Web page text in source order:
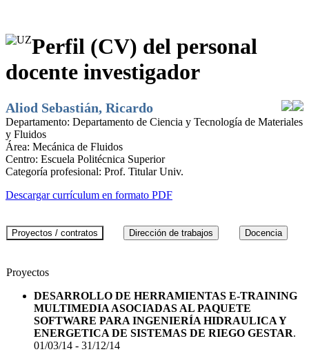
Perfil (CV) del personal
docente investigador
Aliod Sebastián, Ricardo
Departamento: Departamento de Ciencia y Tecnología de Materiales
y Fluidos
Área: Mecánica de Fluidos
Centro: Escuela Politécnica Superior
Categoría profesional: Prof. Titular Univ.
Descargar currículum en formato PDF
Proyectos
DESARROLLO DE HERRAMIENTAS E-TRAINING
MULTIMEDIA ASOCIADAS AL PAQUETE
SOFTWARE PARA INGENIERÍA HIDRAULICA Y
ENERGETICA DE SISTEMAS DE RIEGO GESTAR.
01/03/14 - 31/12/14